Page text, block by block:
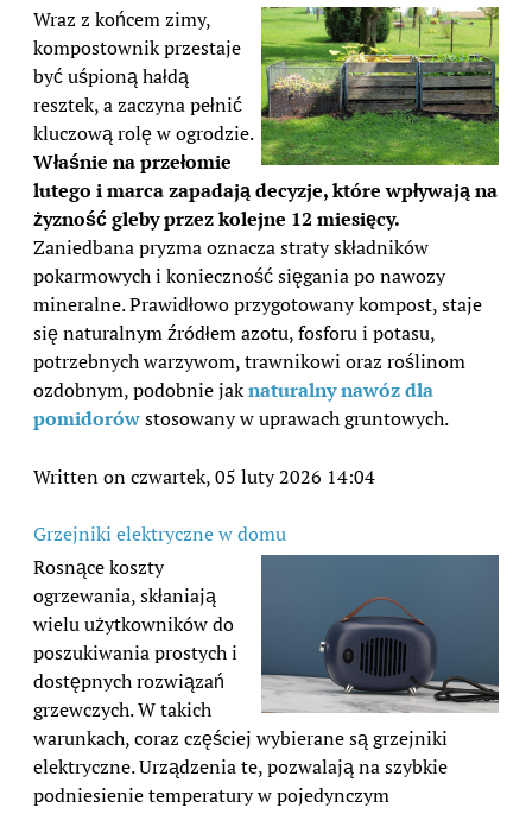
Wraz z końcem zimy,
kompostownik przestaje
być uśpioną hałdą
resztek, a zaczyna pełnić
kluczową rolę w ogrodzie.
Właśnie na przełomie
lutego i marca zapadają decyzje, które wpływają na
żyzność gleby przez kolejne 12 miesięcy.
Zaniedbana pryzma oznacza straty składników
pokarmowych i konieczność sięgania po nawozy
mineralne. Prawidłowo przygotowany kompost, staje
się naturalnym źródłem azotu, fosforu i potasu,
potrzebnych warzywom, trawnikowi oraz roślinom
ozdobnym, podobnie jaknaturalny nawóz dla
pomidorówstosowany w uprawach gruntowych.
Written on czwartek, 05 luty 2026 14:04
Grzejniki elektryczne w domu
Rosnące koszty
ogrzewania, skłaniają
wielu użytkowników do
poszukiwania prostych i
dostępnych rozwiązań
grzewczych. W takich
warunkach, coraz częściej wybierane są grzejniki
elektryczne. Urządzenia te, pozwalają na szybkie
podniesienie temperatury w pojedynczym